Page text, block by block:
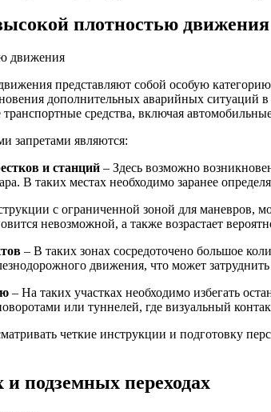
плотностью движения
представляют собой особую
дополнительных аварийных ситуаций
транспортные средства, включая
запретами являются:
и станций – Здесь возможно
В таких местах необходимо заранее
с ограниченной зоной для маневров,
невозможной, а также возрастает
– В таких зонах сосредоточено большое
движения, что может
– На таких участках необходимо избегать
или туннелей, где визуальный
четкие инструкции и подготовку
подземных переходах